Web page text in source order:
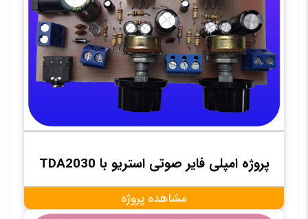
پروژه امپلی فایر صوتی استریو با TDA2030
مشاهده پروژه